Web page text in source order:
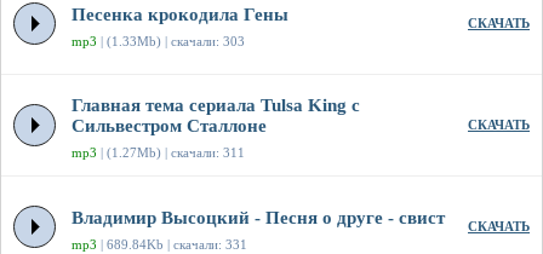
Песенка крокодила Гены
mp3 | (1.33Mb) | скачали: 303
СКАЧАТЬ
Главная тема сериала Tulsa King с
Сильвестром Сталлоне
mp3 | (1.27Mb) | скачали: 311
СКАЧАТЬ
Владимир Высоцкий - Песня о друге - свист
mp3 | 689.84Kb | скачали: 331
СКАЧАТЬ